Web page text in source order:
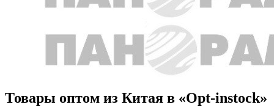
Товары оптом из Китая в «Opt-instock»